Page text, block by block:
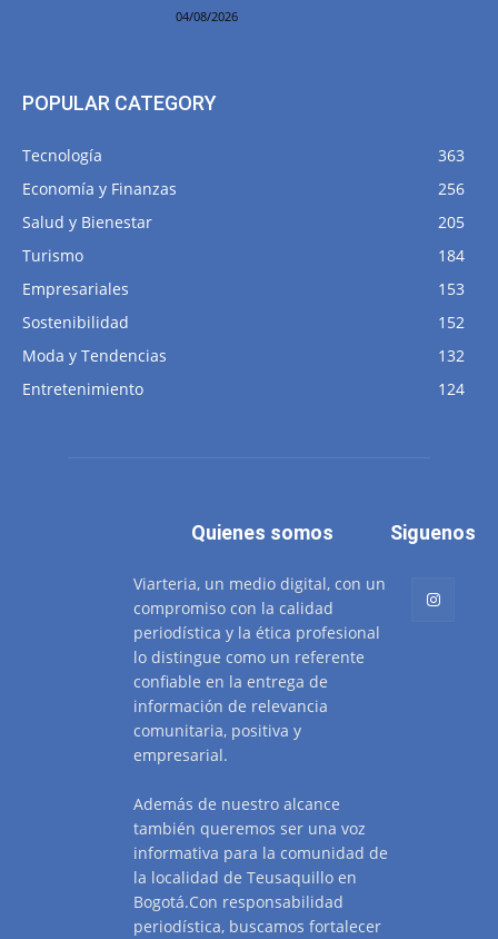
04/08/2026
POPULAR CATEGORY
Tecnología
363
Economía y Finanzas
256
Salud y Bienestar
205
Turismo
184
Empresariales
153
Sostenibilidad
152
Moda y Tendencias
132
Entretenimiento
124
Quienes somos
Viarteria, un medio digital, con un
compromiso con la calidad
periodística y la ética profesional
lo distingue como un referente
confiable en la entrega de
información de relevancia
comunitaria, positiva y
empresarial.
Además de nuestro alcance
también queremos ser una voz
informativa para la comunidad de
la localidad de Teusaquillo en
Bogotá.Con responsabilidad
periodística, buscamos fortalecer
Siguenos